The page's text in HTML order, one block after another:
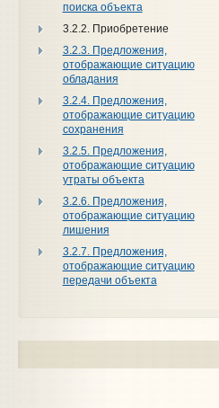
поиска объекта
3.2.2. Приобретение
3.2.3. Предложения,
отображающие ситуацию
обладания
3.2.4. Предложения,
отображающие ситуацию
сохранения
3.2.5. Предложения,
отображающие ситуацию
утраты объекта
3.2.6. Предложения,
отображающие ситуацию
лишения
3.2.7. Предложения,
отображающие ситуацию
передачи объекта